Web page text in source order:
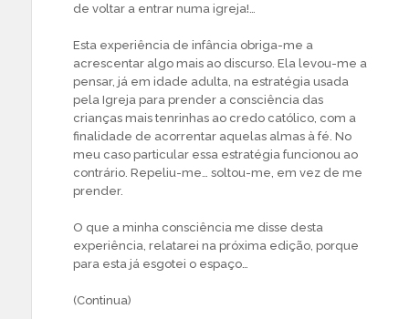
de voltar a entrar numa igreja!…
Esta experiência de infância obriga-me a
acrescentar algo mais ao discurso. Ela levou-me a
pensar, já em idade adulta, na estratégia usada
pela Igreja para prender a consciência das
crianças mais tenrinhas ao credo católico, com a
finalidade de acorrentar aquelas almas à fé. No
meu caso particular essa estratégia funcionou ao
contrário. Repeliu-me… soltou-me, em vez de me
prender.
O que a minha consciência me disse desta
experiência, relatarei na próxima edição, porque
para esta já esgotei o espaço…
(Continua)